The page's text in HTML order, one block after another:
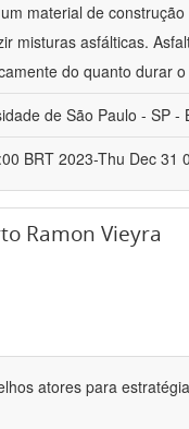
material de
misturas asfálticas.
do quanto durar
de São Paulo - SP -
BRT 2023-Thu Dec 31
Ramon Vieyra
atores para